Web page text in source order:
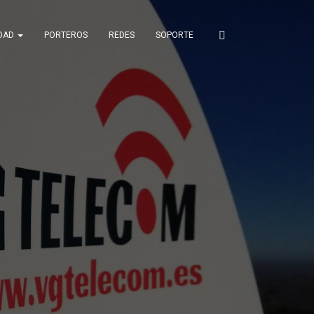
PORTEROS REDES SOPORTE